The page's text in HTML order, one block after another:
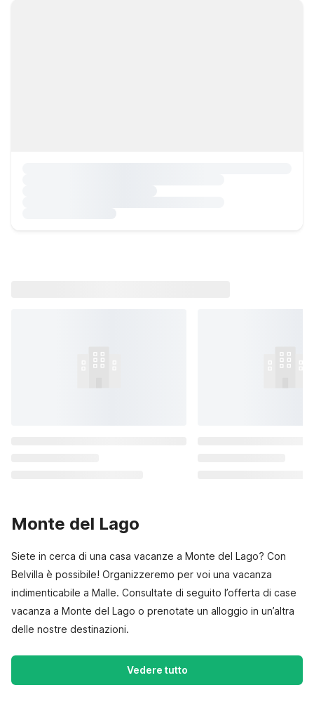
Monte del Lago
Siete in cerca di una casa vacanze a Monte del Lago? Con
Belvilla è possibile! Organizzeremo per voi una vacanza
indimenticabile a Malle. Consultate di seguito l’offerta di case
vacanza a Monte del Lago o prenotate un alloggio in un’altra
delle nostre destinazioni.
Vedere tutto